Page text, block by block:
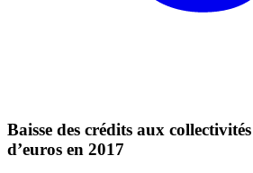
Baisse des crédits aux
d’euros en 2017